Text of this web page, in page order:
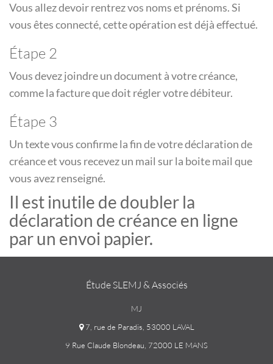
Vous allez devoir rentrez vos noms et prénoms. Si
vous êtes connecté, cette opération est déjà effectué.
Étape 2
Vous devez joindre un document à votre créance,
comme la facture que doit régler votre débiteur.
Étape 3
Un texte vous confirme la fin de votre déclaration de
créance et vous recevez un mail sur la boite mail que
vous avez renseigné.
Il est inutile de doubler la
déclaration de créance en ligne
par un envoi papier.
Étude SLEMJ & Associés
MJ
7, rue de Paradis, 53000 LAVAL
9 Rue Claude Blondeau, 72000 LE MANS